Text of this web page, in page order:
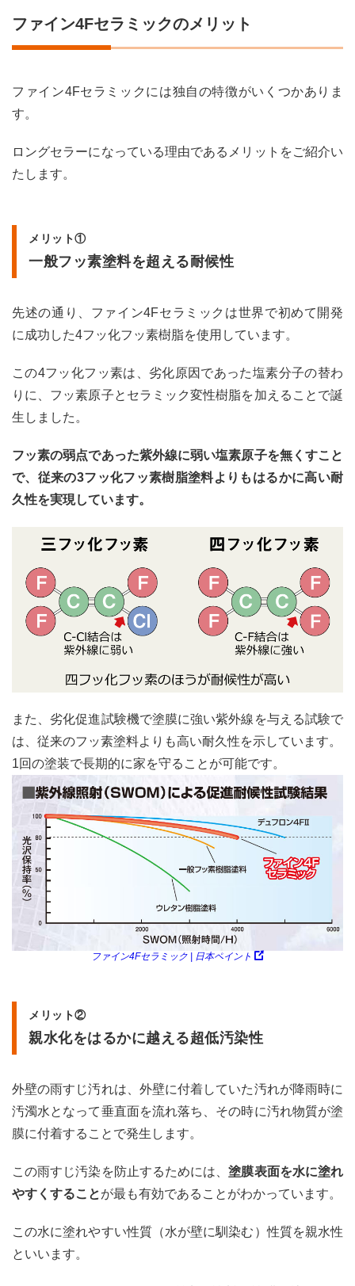
マッ
トな
でき
デメ
リッ
ト④
行う
があ
4
イン
ラミ
はこ
んな
すめ
5
まと
ファイン4Fセラミックのメリット
ファイン4Fセラミックには独自の特徴がいくつかありま
す。
ロングセラーになっている理由であるメリットをご紹介い
たします。
メリット①
一般フッ素塗料を超える耐候性
先述の通り、ファイン4Fセラミックは世界で初めて開発
に成功した4フッ化フッ素樹脂を使用しています。
この4フッ化フッ素は、劣化原因であった塩素分子の替わ
りに、フッ素原子とセラミック変性樹脂を加えることで誕
生しました。
フッ素の弱点であった紫外線に弱い塩素原子を無くすこと
で、従来の3フッ化フッ素樹脂塗料よりもはるかに高い耐
久性を実現しています。
また、劣化促進試験機で塗膜に強い紫外線を与える試験で
は、従来のフッ素塗料よりも高い耐久性を示しています。
1回の塗装で長期的に家を守ることが可能です。
ファイン4Fセラミック | 日本ペイント
メリット②
親水化をはるかに越える超低汚染性
外壁の雨すじ汚れは、外壁に付着していた汚れが降雨時に
汚濁水となって垂直面を流れ落ち、その時に汚れ物質が塗
膜に付着することで発生します。
この雨すじ汚染を防止するためには、塗膜表面を水に塗れ
やすくすることが最も有効であることがわかっています。
この水に塗れやすい性質（水が壁に馴染む）性質を親水性
といいます。